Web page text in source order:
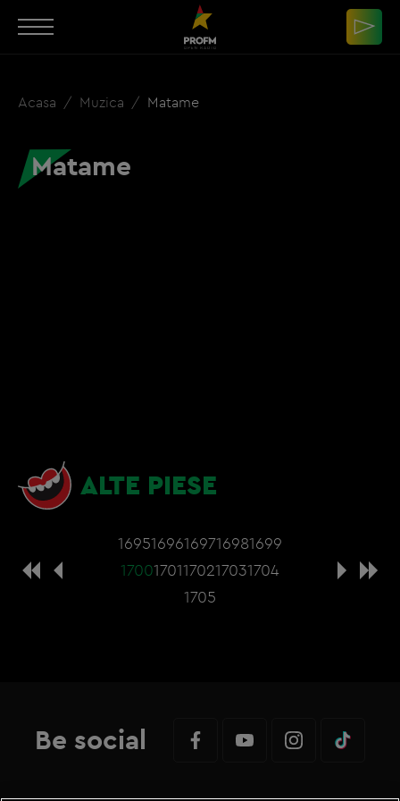
Acasa Muzica Matame
Matame
ALTE PIESE
16951696169716981699
17001701170217031704
1705
Be social